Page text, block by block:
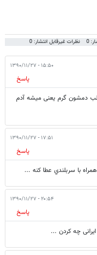
0 نظرات غیرقابل انتشار: 0
۱۵:۵۰ - ۱۳۹۰/۱۱/۲۷
پاسخ
دمشون گرم یعنی میشه آدم
۱۷:۵۱ - ۱۳۹۰/۱۱/۲۷
پاسخ
با سربلندي عطا کنه ...
۲۰:۵۴ - ۱۳۹۰/۱۱/۲۷
پاسخ
چه کردن ...